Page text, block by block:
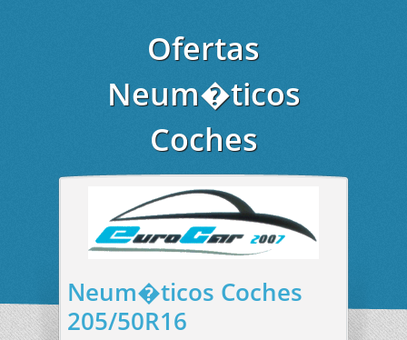
Ofertas
Neum�ticos
Coches
Neum�ticos Coches
205/50R16